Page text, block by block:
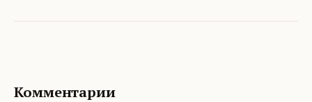
Комментарии